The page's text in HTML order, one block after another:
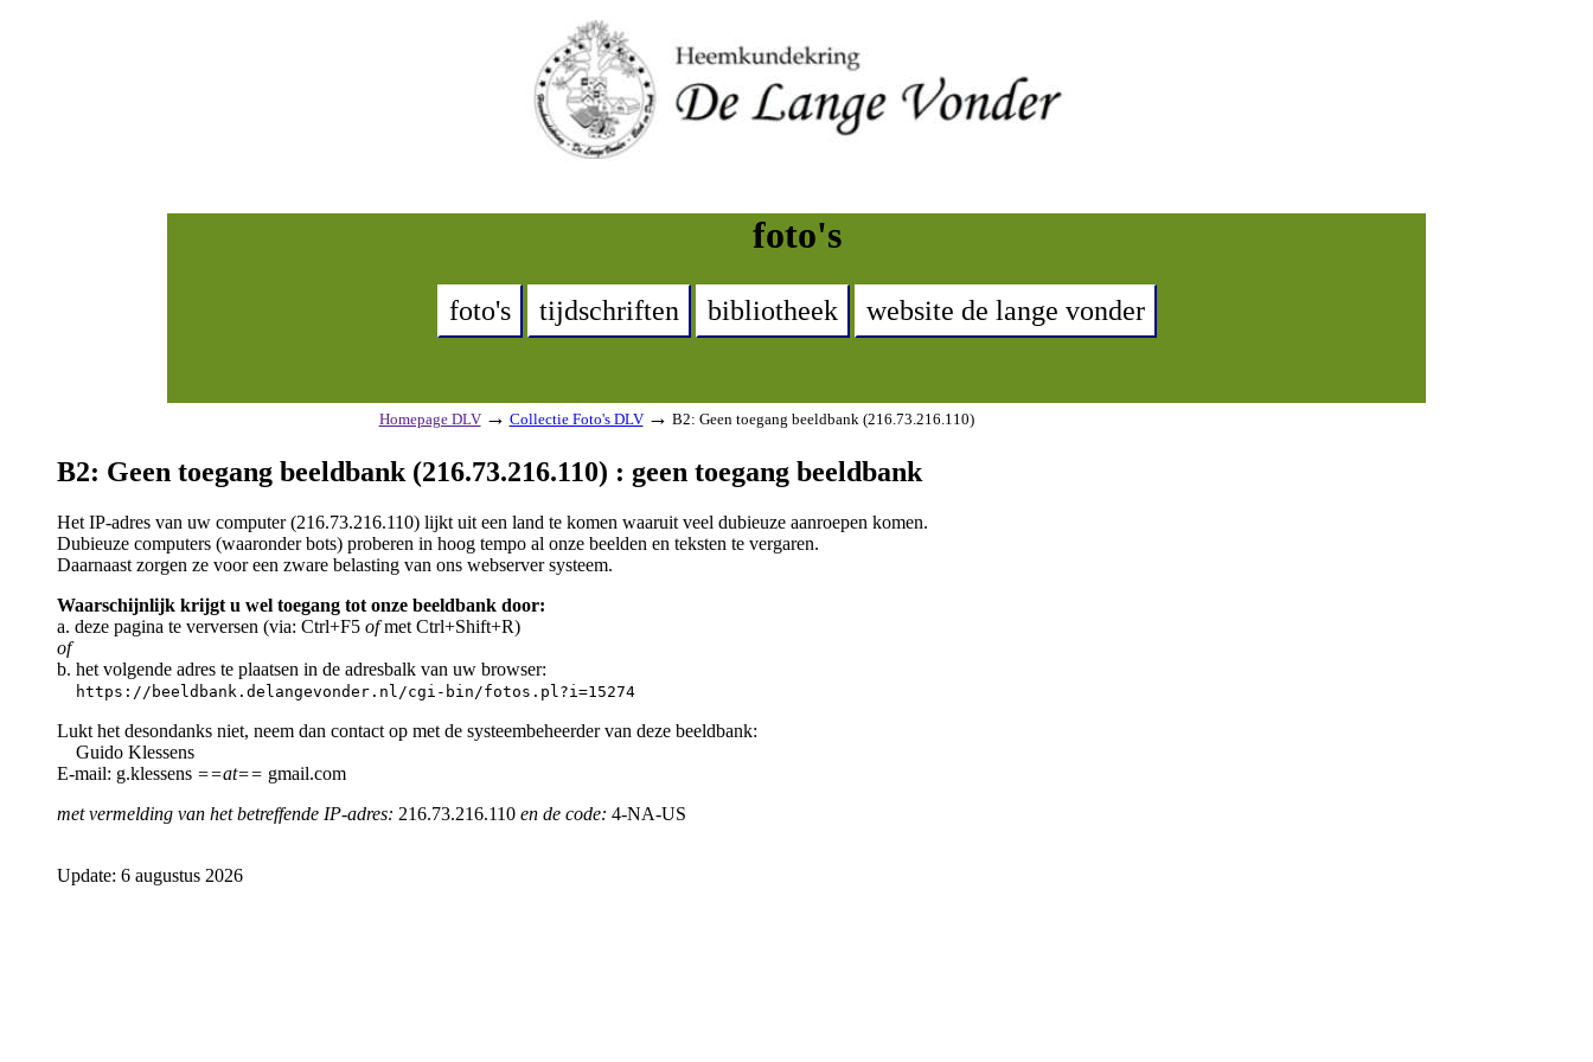
foto's
foto's tijdschriften bibliotheek website de lange vonder
Homepage DLV → Collectie Foto's DLV → B2: Geen toegang beeldbank (216.73.216.110)
B2: Geen toegang beeldbank (216.73.216.110) : geen toegang beeldbank
Het IP-adres van uw computer (216.73.216.110) lijkt uit een land te komen waaruit veel dubieuze aanroepen komen.
Dubieuze computers (waaronder bots) proberen in hoog tempo al onze beelden en teksten te vergaren.
Daarnaast zorgen ze voor een zware belasting van ons webserver systeem.
Waarschijnlijk krijgt u wel toegang tot onze beeldbank door:
a. deze pagina te verversen (via: Ctrl+F5 ofmet Ctrl+Shift+R)
of
b. het volgende adres te plaatsen in de adresbalk van uw browser:
https://beeldbank.delangevonder.nl/cgi-bin/fotos.pl?i=15274
Lukt het desondanks niet, neem dan contact op met de systeembeheerder van deze beeldbank:
Guido Klessens
E-mail: g.klessens ==at== gmail.com
met vermelding van het betreffende IP-adres: 216.73.216.110 en de code: 4-NA-US
Update: 6 augustus 2026